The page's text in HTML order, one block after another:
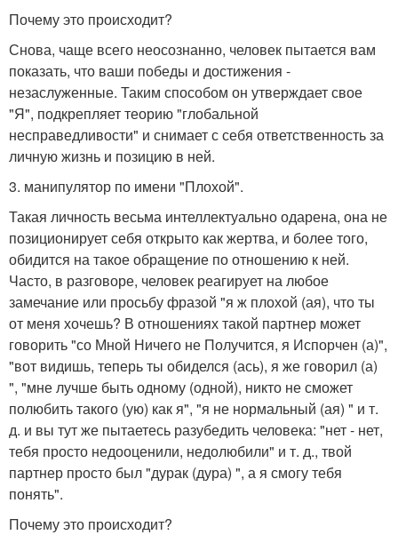
Почему это происходит?
Снова, чаще всего неосознанно, человек пытается вам
показать, что ваши победы и достижения -
незаслуженные. Таким способом он утверждает свое
"Я", подкрепляет теорию "глобальной
несправедливости" и снимает с себя ответственность за
личную жизнь и позицию в ней.
3. манипулятор по имени "Плохой".
Такая личность весьма интеллектуально одарена, она не
позиционирует себя открыто как жертва, и более того,
обидится на такое обращение по отношению к ней.
Часто, в разговоре, человек реагирует на любое
замечание или просьбу фразой "я ж плохой (ая), что ты
от меня хочешь? В отношениях такой партнер может
говорить "со Мной Ничего не Получится, я Испорчен (а)",
"вот видишь, теперь ты обиделся (ась), я же говорил (а)
", "мне лучше быть одному (одной), никто не сможет
полюбить такого (ую) как я", "я не нормальный (ая) " и т.
д. и вы тут же пытаетесь разубедить человека: "нет - нет,
тебя просто недооценили, недолюбили" и т. д., твой
партнер просто был "дурак (дура) ", а я смогу тебя
понять".
Почему это происходит?